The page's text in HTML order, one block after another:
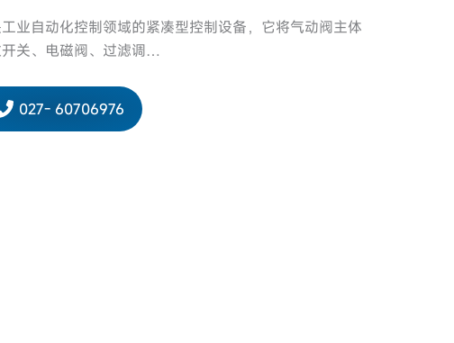
业自动化控制领域的紧凑型控制设备，它将气动阀主体
关、电磁阀、过滤调…
027- 60706976